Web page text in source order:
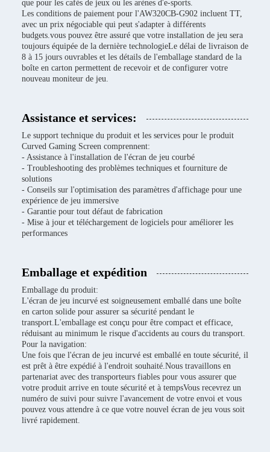
que pour les cafés de jeux ou les arènes d'e-sports.
Les conditions de paiement pour l'AW320CB-G902 incluent TT,
avec un prix négociable qui peut s'adapter à différents
budgets.vous pouvez être assuré que votre installation de jeu sera
toujours équipée de la dernière technologieLe délai de livraison de
8 à 15 jours ouvrables et les détails de l'emballage standard de la
boîte en carton permettent de recevoir et de configurer votre
nouveau moniteur de jeu.
Assistance et services:
Le support technique du produit et les services pour le produit
Curved Gaming Screen comprennent:
- Assistance à l'installation de l'écran de jeu courbé
- Troubleshooting des problèmes techniques et fourniture de
solutions
- Conseils sur l'optimisation des paramètres d'affichage pour une
expérience de jeu immersive
- Garantie pour tout défaut de fabrication
- Mise à jour et téléchargement de logiciels pour améliorer les
performances
Emballage et expédition
Emballage du produit:
L'écran de jeu incurvé est soigneusement emballé dans une boîte
en carton solide pour assurer sa sécurité pendant le
transport.L'emballage est conçu pour être compact et efficace,
réduisant au minimum le risque d'accidents au cours du transport.
Pour la navigation:
Une fois que l'écran de jeu incurvé est emballé en toute sécurité, il
est prêt à être expédié à l'endroit souhaité.Nous travaillons en
partenariat avec des transporteurs fiables pour vous assurer que
votre produit arrive en toute sécurité et à tempsVous recevrez un
numéro de suivi pour suivre l'avancement de votre envoi et vous
pouvez vous attendre à ce que votre nouvel écran de jeu vous soit
livré rapidement.